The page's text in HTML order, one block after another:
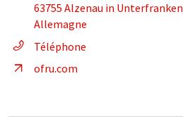
63755 Alzenau in Unterfranken
Allemagne
Téléphone
ofru.com